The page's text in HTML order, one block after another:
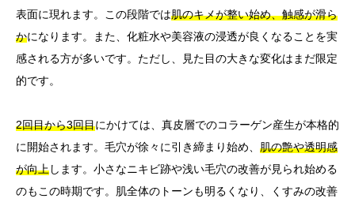
表面に現れます。この段階では肌のキメが整い始め、触感が滑ら
かになります。また、化粧水や美容液の浸透が良くなることを実
感される方が多いです。ただし、見た目の大きな変化はまだ限定
的です。
2回目から3回目にかけては、真皮層でのコラーゲン産生が本格的
に開始されます。毛穴が徐々に引き締まり始め、 肌の艶や透明感
が向上します。小さなニキビ跡や浅い毛穴の改善が見られ始める
のもこの時期です。肌全体のトーンも明るくなり、くすみの改善